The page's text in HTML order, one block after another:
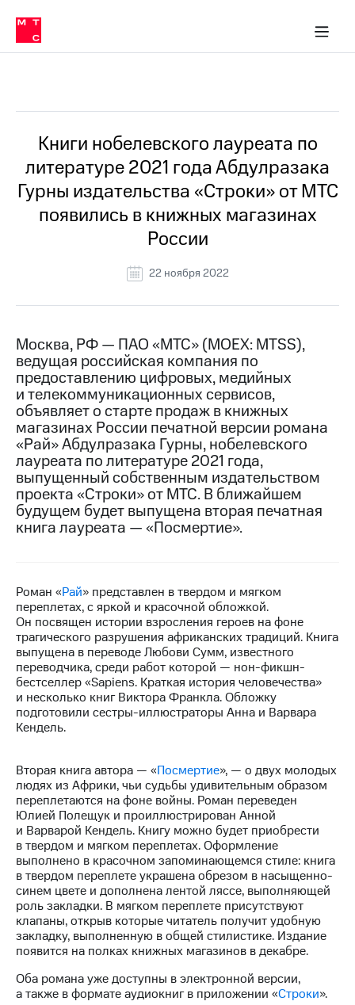
Медиа-центр
и акционерам
Устойчивое развитие
Комплаенс и деловая этика
компании
Карьера
История
компании
Руководство
региона
Пресс-
релизы
МТС
о технологиях
Достижения
Интервью
Финансовая
отчетность
Контакты
регионе
и акционерам
Корпоративное
управление
Корпоративный
секретарь
Раскрытие
Документы
ПАО
"МТС"
Собрания
акционеров
Личный
кабинет
акционера
Акционерный
капитал
Контроль
и
аудит
акций
в МТС
Пресс-
релизы
МТС
о технологиях
Книги нобелевского лауреата по
литературе 2021 года Абдулразака
Гурны издательства «Строки» от МТС
появились в книжных магазинах
России
22 ноября 2022
Москва, РФ — ПАО «МТС» (MOEX: MTSS),
ведущая российская компания по
предоставлению цифровых, медийных
и телекоммуникационных сервисов,
объявляет о старте продаж в книжных
магазинах России печатной версии романа
«Рай» Абдулразака Гурны, нобелевского
лауреата по литературе 2021 года,
выпущенный собственным издательством
проекта «Строки» от МТС. В ближайшем
будущем будет выпущена вторая печатная
книга лауреата — «Посмертие».
Роман «Рай» представлен в твердом и мягком
переплетах, с яркой и красочной обложкой.
Он посвящен истории взросления героев на фоне
трагического разрушения африканских традиций. Книга
выпущена в переводе Любови Сумм, известного
переводчика, среди работ которой — нон-фикшн-
бестселлер «Sapiens. Краткая история человечества»
и несколько книг Виктора Франкла. Обложку
подготовили сестры-иллюстраторы Анна и Варвара
Кендель.
Вторая книга автора — «Посмертие», — о двух молодых
людях из Африки, чьи судьбы удивительным образом
переплетаются на фоне войны. Роман переведен
Юлией Полещук и проиллюстрирован Анной
и Варварой Кендель. Книгу можно будет приобрести
в твердом и мягком переплетах. Оформление
выполнено в красочном запоминающемся стиле: книга
в твердом переплете украшена обрезом в насыщенно-
синем цвете и дополнена лентой ляссе, выполняющей
роль закладки. В мягком переплете присутствуют
клапаны, открыв которые читатель получит удобную
закладку, выполненную в общей стилистике. Издание
появится на полках книжных магазинов в декабре.
Оба романа уже доступны в электронной версии,
а также в формате аудиокниг в приложении «Строки».